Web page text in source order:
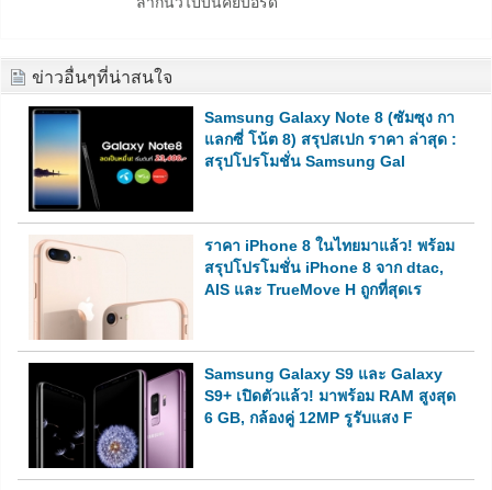
ข่าวอื่นๆที่น่าสนใจ
Samsung Galaxy Note 8 (ซัมซุง กา
แลกซี่ โน้ต 8) สรุปสเปก ราคา ล่าสุด :
สรุปโปรโมชั่น Samsung Gal
ราคา iPhone 8 ในไทยมาแล้ว! พร้อม
สรุปโปรโมชั่น iPhone 8 จาก dtac,
AIS และ TrueMove H ถูกที่สุดเร
Samsung Galaxy S9 และ Galaxy
S9+ เปิดตัวแล้ว! มาพร้อม RAM สูงสุด
6 GB, กล้องคู่ 12MP รูรับแสง F